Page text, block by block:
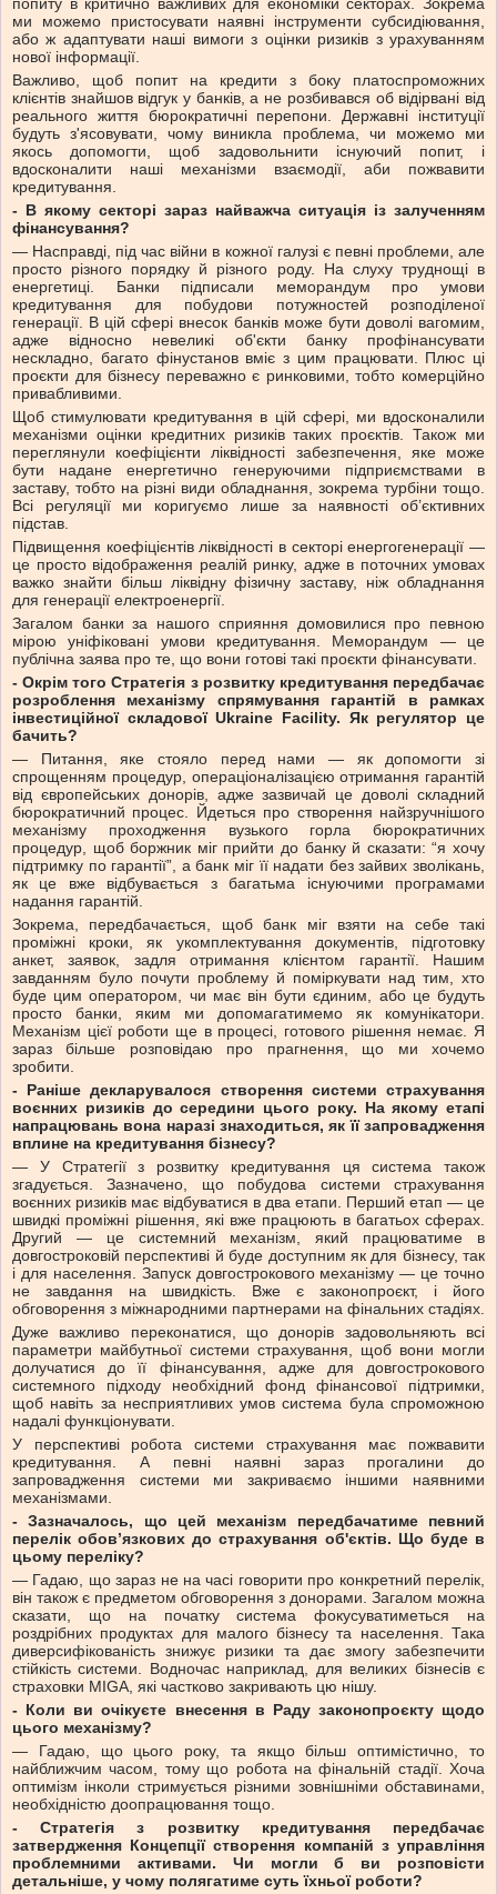
попиту в критично важливих для економіки секторах. Зокрема
ми можемо пристосувати наявні інструменти субсидіювання,
або ж адаптувати наші вимоги з оцінки ризиків з урахуванням
нової інформації.
Важливо, щоб попит на кредити з боку платоспроможних
клієнтів знайшов відгук у банків, а не розбивався об відірвані від
реального життя бюрократичні перепони. Державні інституції
будуть з'ясовувати, чому виникла проблема, чи можемо ми
якось допомогти, щоб задовольнити існуючий попит, і
вдосконалити наші механізми взаємодії, аби пожвавити
кредитування.
- В якому секторі зараз найважча ситуація із залученням
фінансування?
— Насправді, під час війни в кожної галузі є певні проблеми, але
просто різного порядку й різного роду. На слуху труднощі в
енергетиці. Банки підписали меморандум про умови
кредитування для побудови потужностей розподіленої
генерації. В цій сфері внесок банків може бути доволі вагомим,
адже відносно невеликі об'єкти банку профінансувати
нескладно, багато фінустанов вміє з цим працювати. Плюс ці
проєкти для бізнесу переважно є ринковими, тобто комерційно
привабливими.
Щоб стимулювати кредитування в цій сфері, ми вдосконалили
механізми оцінки кредитних ризиків таких проєктів. Також ми
переглянули коефіцієнти ліквідності забезпечення, яке може
бути надане енергетично генеруючими підприємствами в
заставу, тобто на різні види обладнання, зокрема турбіни тощо.
Всі регуляції ми коригуємо лише за наявності об’єктивних
підстав.
Підвищення коефіцієнтів ліквідності в секторі енергогенерації —
це просто відображення реалій ринку, адже в поточних умовах
важко знайти більш ліквідну фізичну заставу, ніж обладнання
для генерації електроенергії.
Загалом банки за нашого сприяння домовилися про певною
мірою уніфіковані умови кредитування. Меморандум — це
публічна заява про те, що вони готові такі проєкти фінансувати.
- Окрім того Стратегія з розвитку кредитування передбачає
розроблення механізму спрямування гарантій в рамках
інвестиційної складової Ukraine Facility. Як регулятор це
бачить?
— Питання, яке стояло перед нами — як допомогти зі
спрощенням процедур, операціоналізацією отримання гарантій
від європейських донорів, адже зазвичай це доволі складний
бюрократичний процес. Йдеться про створення найзручнішого
механізму проходження вузького горла бюрократичних
процедур, щоб боржник міг прийти до банку й сказати: “я хочу
підтримку по гарантії”, а банк міг її надати без зайвих зволікань,
як це вже відбувається з багатьма існуючими програмами
надання гарантій.
Зокрема, передбачається, щоб банк міг взяти на себе такі
проміжні кроки, як укомплектування документів, підготовку
анкет, заявок, задля отримання клієнтом гарантії. Нашим
завданням було почути проблему й поміркувати над тим, хто
буде цим оператором, чи має він бути єдиним, або це будуть
просто банки, яким ми допомагатимемо як комунікатори.
Механізм цієї роботи ще в процесі, готового рішення немає. Я
зараз більше розповідаю про прагнення, що ми хочемо
зробити.
- Раніше декларувалося створення системи страхування
воєнних ризиків до середини цього року. На якому етапі
напрацювань вона наразі знаходиться, як її запровадження
вплине на кредитування бізнесу?
— У Стратегії з розвитку кредитування ця система також
згадується. Зазначено, що побудова системи страхування
воєнних ризиків має відбуватися в два етапи. Перший етап — це
швидкі проміжні рішення, які вже працюють в багатьох сферах.
Другий — це системний механізм, який працюватиме в
довгостроковій перспективі й буде доступним як для бізнесу, так
і для населення. Запуск довгострокового механізму — це точно
не завдання на швидкість. Вже є законопроєкт, і його
обговорення з міжнародними партнерами на фінальних стадіях.
Дуже важливо переконатися, що донорів задовольняють всі
параметри майбутньої системи страхування, щоб вони могли
долучатися до її фінансування, адже для довгострокового
системного підходу необхідний фонд фінансової підтримки,
щоб навіть за несприятливих умов система була спроможною
надалі функціонувати.
У перспективі робота системи страхування має пожвавити
кредитування. А певні наявні зараз прогалини до
запровадження системи ми закриваємо іншими наявними
механізмами.
- Зазначалось, що цей механізм передбачатиме певний
перелік обов’язкових до страхування об'єктів. Що буде в
цьому переліку?
— Гадаю, що зараз не на часі говорити про конкретний перелік,
він також є предметом обговорення з донорами. Загалом можна
сказати, що на початку система фокусуватиметься на
роздрібних продуктах для малого бізнесу та населення. Така
диверсифікованість знижує ризики та дає змогу забезпечити
стійкість системи. Водночас наприклад, для великих бізнесів є
страховки MIGA, які частково закривають цю нішу.
- Коли ви очікуєте внесення в Раду законопроєкту щодо
цього механізму?
— Гадаю, що цього року, та якщо більш оптимістично, то
найближчим часом, тому що робота на фінальній стадії. Хоча
оптимізм інколи стримується різними зовнішніми обставинами,
необхідністю доопрацювання тощо.
- Стратегія з розвитку кредитування передбачає
затвердження Концепції створення компаній з управління
проблемними активами. Чи могли б ви розповісти
детальніше, у чому полягатиме суть їхньої роботи?